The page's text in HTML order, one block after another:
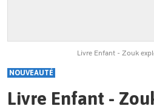
Livre Enfant - Zouk
NOUVEAUTÉ
Livre Enfant -